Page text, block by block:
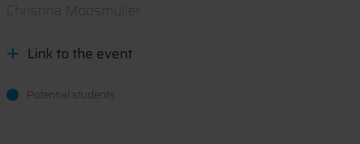
Christina Moosmüller
Link to the event
Potential students